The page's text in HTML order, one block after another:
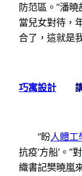
防范區。”潘
當兒女對待，
合了，這就是
巧寓設計講“
“盼人體工
抗疫‘方船’。”
織書記樊曉嵐